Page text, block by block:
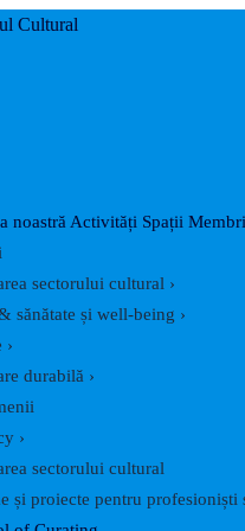
noastră Activități Spații
sectorului cultural ›
sănătate și well-being ›
›
durabilă ›
›
sectorului cultural
și proiecte pentru